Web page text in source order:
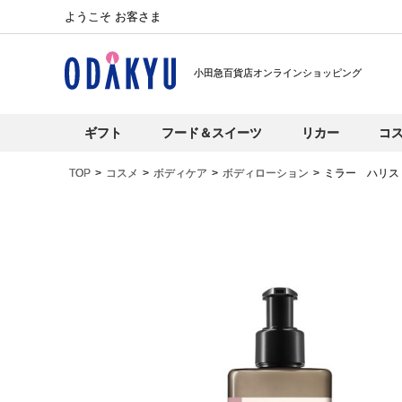
ようこそ お客さま
小田急百貨店オンラインショッピング
ギフト フード＆スイーツ リカー コ
TOP コスメ ボディケア ボディローション ミラー ハリ